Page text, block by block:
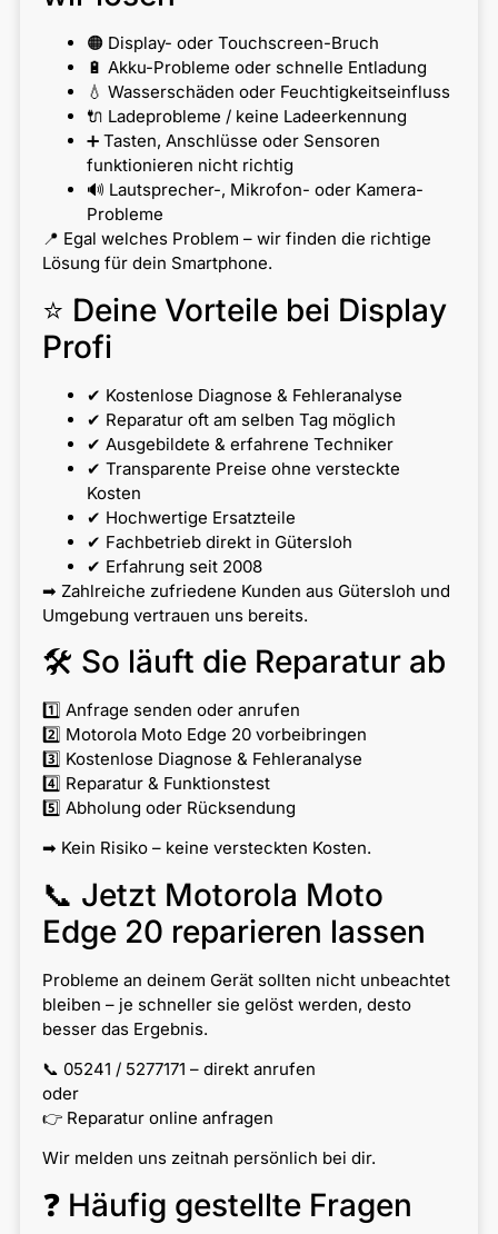
🟠 Display- oder Touchscreen-Bruch
🔋 Akku-Probleme oder schnelle Entladung
💧 Wasserschäden oder Feuchtigkeitseinfluss
🔌 Ladeprobleme / keine Ladeerkennung
➕ Tasten, Anschlüsse oder Sensoren
funktionieren nicht richtig
🔊 Lautsprecher-, Mikrofon- oder Kamera-
Probleme
📍 Egal welches Problem – wir finden die richtige
Lösung für dein Smartphone.
⭐ Deine Vorteile bei Display
Profi
✔ Kostenlose Diagnose & Fehleranalyse
✔ Reparatur oft am selben Tag möglich
✔ Ausgebildete & erfahrene Techniker
✔ Transparente Preise ohne versteckte
Kosten
✔ Hochwertige Ersatzteile
✔ Fachbetrieb direkt in Gütersloh
✔ Erfahrung seit 2008
➡ Zahlreiche zufriedene Kunden aus Gütersloh und
Umgebung vertrauen uns bereits.
🛠 So läuft die Reparatur ab
1️⃣ Anfrage senden oder anrufen
2️⃣ Motorola Moto Edge 20 vorbeibringen
3️⃣ Kostenlose Diagnose & Fehleranalyse
4️⃣ Reparatur & Funktionstest
5️⃣ Abholung oder Rücksendung
➡ Kein Risiko – keine versteckten Kosten.
📞 Jetzt Motorola Moto
Edge 20 reparieren lassen
Probleme an deinem Gerät sollten nicht unbeachtet
bleiben – je schneller sie gelöst werden, desto
besser das Ergebnis.
📞 05241 / 5277171 – direkt anrufen
oder
👉 Reparatur online anfragen
Wir melden uns zeitnah persönlich bei dir.
❓ Häufig gestellte Fragen